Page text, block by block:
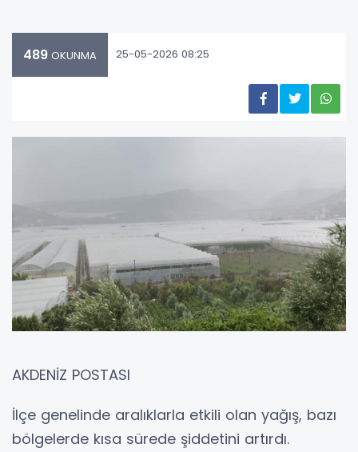
489 OKUNMA 25-05-2026 08:25
AKDENİZ POSTASI
İlçe genelinde aralıklarla etkili olan yağış, bazı
bölgelerde kısa sürede şiddetini artırdı.